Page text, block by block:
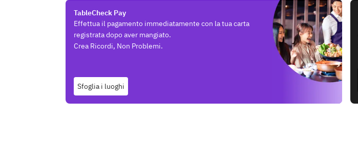
TableCheck Pay
Effettua il pagamento immediatamente con la tua carta
registrata dopo aver mangiato.
Crea Ricordi, Non Problemi.
Sfoglia i luoghi